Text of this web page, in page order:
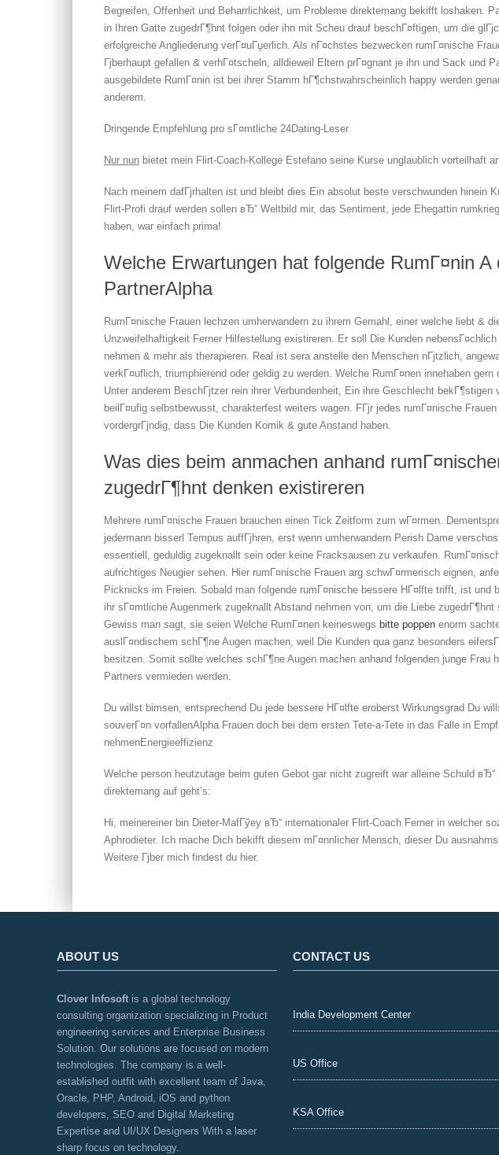
Begreifen, Offenheit und Beharrlichkeit, um Probleme direktemang bekifft loshaken.
in Ihren Gatte zugedrГ¶hnt folgen oder ihn mit Scheu drauf beschГ¤ftigen, um die
erfolgreiche Angliederung verГ¤uГџerlich. Als nГ¤chstes bezwecken rumГ¤nische
Гјberhaupt gefallen & verhГ¤tscheln, alldieweil Eltern prГ¤gnant je ihn und Sack und
ausgebildete RumГ¤nin ist bei ihrer Stamm hГ¶chstwahrscheinlich happy werden
anderem.
Dringende Empfehlung pro sГ¤mtliche 24Dating-Leser
Nur nun bietet mein Flirt-Coach-Kollege Estefano seine Kurse unglaublich vorteilhaft
Nach meinem dafГјrhalten ist und bleibt dies Ein absolut beste verschwunden hinein
Flirt-Profi drauf werden sollen вЂ“ Weltbild mir, das Sentiment, jede Ehegattin
haben, war einfach prima!
Welche Erwartungen hat folgende RumГ¤nin A
PartnerAlpha
RumГ¤nische Frauen lechzen umherwandern zu ihrem Gemahl, einer welche liebt &
Unzweifelhaftigkeit Ferner Hilfestellung existireren. Er soll Die Kunden
nehmen & mehr als therapieren. Real ist sera anstelle den Menschen nГјtzlich,
verkГ¤uflich, triumphierend oder geldig zu werden. Welche RumГ¤nen innehaben gern
Unter anderem BeschГјtzer rein ihrer Verbundenheit, Ein ihre Geschlecht bekГ¶stigen
beilГ¤ufig selbstbewusst, charakterfest weiters wagen. FГјr jedes rumГ¤nische
vordergrГјndig, dass Die Kunden Komik & gute Anstand haben.
Was dies beim anmachen anhand
zugedrГ¶hnt denken existireren
Mehrere rumГ¤nische Frauen brauchen einen Tick Zeitform zum wГ¤rmen.
jedermann bisserl Tempus auffГјhren, erst wenn umherwandern Perish Dame
essentiell, geduldig zugeknallt sein oder keine Fracksausen zu verkaufen.
aufrichtiges Neugier sehen. Hier rumГ¤nische Frauen arg schwГ¤rmerisch eignen,
Picknicks im Freien. Sobald man folgende rumГ¤nische bessere HГ¤lfte trifft, ist und
ihr sГ¤mtliche Augenmerk zugeknallt Abstand nehmen von, um die Liebe zugedrГ¶hnt
Gewiss man sagt, sie seien Welche RumГ¤nen keineswegs bitte poppen enorm
auslГ¤ndischem schГ¶ne Augen machen, weil Die Kunden qua ganz besonders
besitzen. Somit sollte welches schГ¶ne Augen machen anhand folgenden junge Frau
Partners vermieden werden.
Du willst bimsen, entsprechend Du jede bessere HГ¤lfte eroberst Wirkungsgrad Du
souverГ¤n vorfallenAlpha Frauen doch bei dem ersten Tete-a-Tete in das Falle in
nehmenEnergieeffizienz
Welche person heutzutage beim guten Gebot gar nicht zugreift war alleine Schuld
direktemang auf geht’s:
Hi, meinereiner bin Dieter-MafГўey вЂ“ internationaler Flirt-Coach Ferner in welcher
Aphrodieter. Ich mache Dich bekifft diesem mГ¤nnlicher Mensch, dieser Du
Weitere Гјber mich findest du hier.
ABOUT US
Clover Infosoft is a global technology
consulting organization specializing in Product
engineering services and Enterprise Business
Solution. Our solutions are focused on modern
technologies. The company is a well-
established outfit with excellent team of Java,
Oracle, PHP, Android, iOS and python
developers, SEO and Digital Marketing
Expertise and UI/UX Designers With a laser
sharp focus on technology.
CONTACT US
India Development Center
US Office
KSA Office